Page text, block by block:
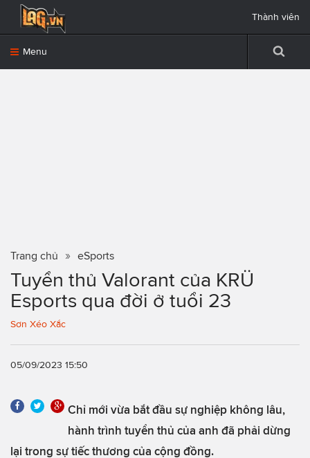
Menu
Thành viên
Trang chủ eSports
Tuyển thủ Valorant của KRÜ
Esports qua đời ở tuổi 23
Sơn Xéo Xắc
05/09/2023 15:50
Chỉ mới vừa bắt đầu sự nghiệp không lâu,
hành trình tuyển thủ của anh đã phải dừng
lại trong sự tiếc thương của cộng đồng.